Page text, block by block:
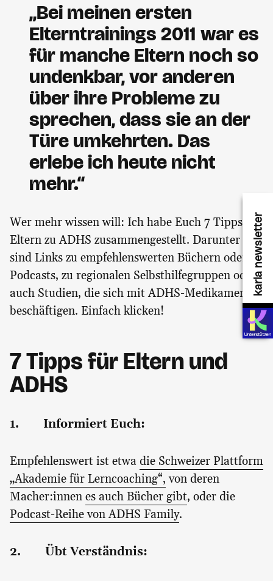
karla newsletter
„Bei meinen ersten
Elterntrainings 2011 war es
für manche Eltern noch so
undenkbar, vor anderen
über ihre Probleme zu
sprechen, dass sie an der
Türe umkehrten. Das
erlebe ich heute nicht
mehr.“
Wer mehr wissen will: Ich habe Euch 7 Tipps für
Eltern zu ADHS zusammengestellt. Darunter
sind Links zu empfehlenswerten Büchern oder
Podcasts, zu regionalen Selbsthilfegruppen oder
auch Studien, die sich mit ADHS-Medikamenten
beschäftigen. Einfach klicken!
7 Tipps für Eltern und
ADHS
1. Informiert Euch:
Empfehlenswert ist etwa die Schweizer Plattform
„Akademie für Lerncoaching“, von deren
Macher:innen es auch Bücher gibt, oder die
Podcast-Reihe von ADHS Family.
2. Übt Verständnis: